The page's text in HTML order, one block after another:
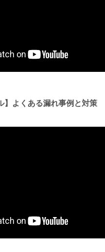
】よくある漏れ事例と対策